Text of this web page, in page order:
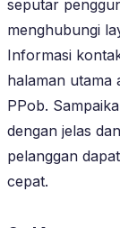
seputar
menghubungi
Informasi
halaman utama
PPob.
dengan jelas
pelanggan
cepat.